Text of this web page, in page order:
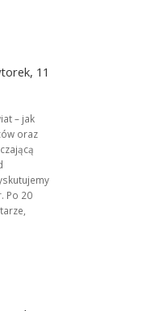
11
– jak
oraz
Po 20